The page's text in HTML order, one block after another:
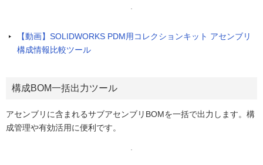
【動画】SOLIDWORKS PDM用コレクションキット アセンブリ
構成情報比較ツール
構成BOM一括出力ツール
アセンブリに含まれるサブアセンブリBOMを一括で出力します。構
成管理や有効活用に便利です。